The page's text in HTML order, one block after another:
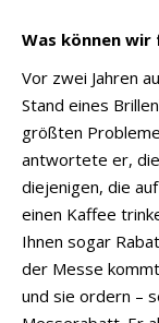
Was können wir
Vor zwei Jahren
Stand eines
größten
antwortete er,
diejenigen, die
einen Kaffee
Ihnen sogar
der Messe
und sie ordern –